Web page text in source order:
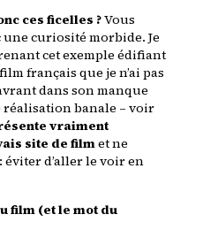
ces ficelles ?Vous
curiosité morbide. Je
cet exemple édifiant
français que je n’ai pas
dans son manque
réalisation banale – voir
vraiment
site de filmet ne
éviter d’aller le voir en
film (et le mot du